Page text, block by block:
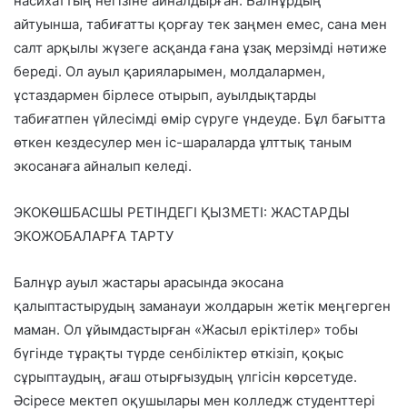
айтуынша, табиғатты қорғау тек заңмен емес, сана мен
салт арқылы жүзеге асқанда ғана ұзақ мерзімді нәтиже
береді. Ол ауыл қарияларымен, молдалармен,
ұстаздармен бірлесе отырып, ауылдықтарды
табиғатпен үйлесімді өмір сүруге үндеуде. Бұл бағытта
өткен кездесулер мен іс-шараларда ұлттық таным
экосанаға айналып келеді.
ЭКОКӨШБАСШЫ РЕТІНДЕГІ ҚЫЗМЕТІ: ЖАСТАРДЫ
ЭКОЖОБАЛАРҒА ТАРТУ
Балнұр ауыл жастары арасында экосана
қалыптастырудың заманауи жолдарын жетік меңгерген
маман. Ол ұйымдастырған «Жасыл еріктілер» тобы
бүгінде тұрақты түрде сенбіліктер өткізіп, қоқыс
сұрыптаудың, ағаш отырғызудың үлгісін көрсетуде.
Әсіресе мектеп оқушылары мен колледж студенттері